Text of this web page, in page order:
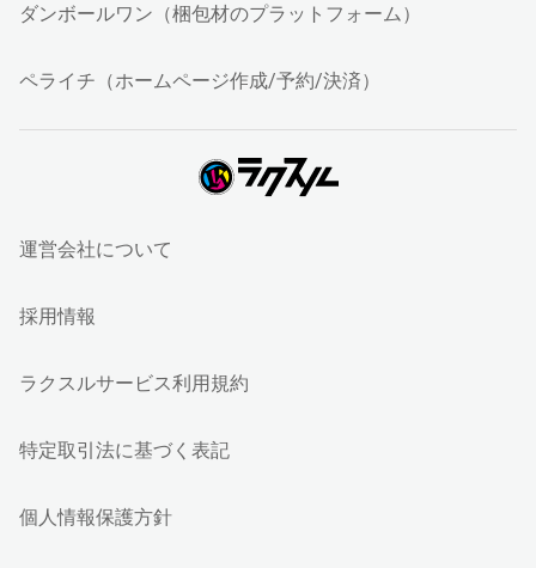
ダンボールワン（梱包材のプラットフォーム）
ペライチ（ホームページ作成/予約/決済）
運営会社について
採用情報
ラクスルサービス利用規約
特定取引法に基づく表記
個人情報保護方針